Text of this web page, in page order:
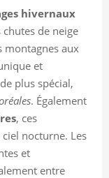
hivernaux
chutes de neige
montagnes aux
et
plus spécial,
. Également
, ces
nocturne. Les
et
entre